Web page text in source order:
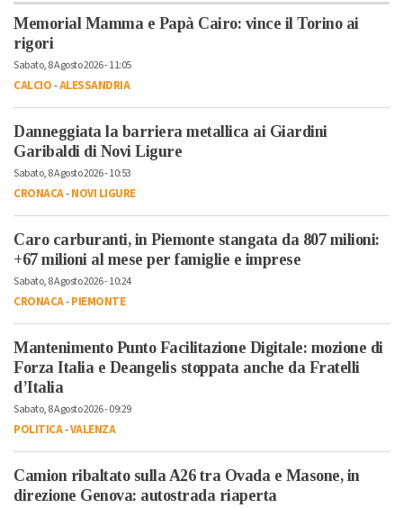
Memorial Mamma e Papà Cairo: vince il Torino ai
rigori
Sabato, 8 Agosto 2026 - 11:05
CALCIO-ALESSANDRIA
Danneggiata la barriera metallica ai Giardini
Garibaldi di Novi Ligure
Sabato, 8 Agosto 2026 - 10:53
CRONACA-NOVI LIGURE
Caro carburanti, in Piemonte stangata da 807 milioni:
+67 milioni al mese per famiglie e imprese
Sabato, 8 Agosto 2026 - 10:24
CRONACA-PIEMONTE
Mantenimento Punto Facilitazione Digitale: mozione di
Forza Italia e Deangelis stoppata anche da Fratelli
d’Italia
Sabato, 8 Agosto 2026 - 09:29
POLITICA-VALENZA
Camion ribaltato sulla A26 tra Ovada e Masone, in
direzione Genova: autostrada riaperta